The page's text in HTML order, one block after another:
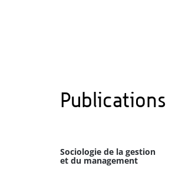
Publications
Sociologie de la gestion
et du management